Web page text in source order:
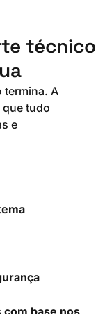
técnico
termina. A
tudo
e